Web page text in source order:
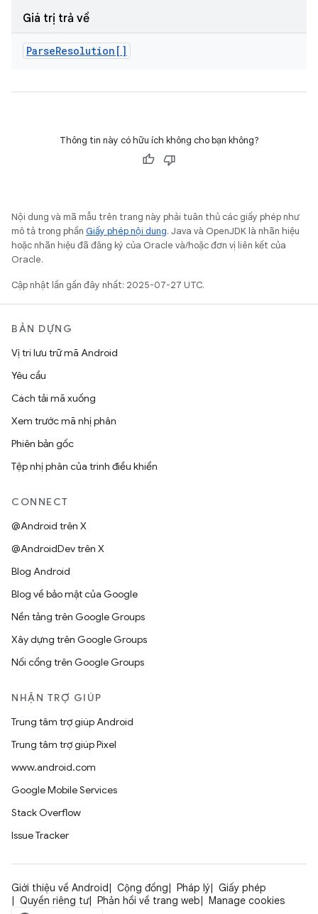
Giá trị trả về
ParseResolution[]
Thông tin này có hữu ích không cho bạn không?
Nội dung và mã mẫu trên trang này phải tuân thủ các giấy phép như
mô tả trong phần Giấy phép nội dung. Java và OpenJDK là nhãn hiệu
hoặc nhãn hiệu đã đăng ký của Oracle và/hoặc đơn vị liên kết của
Oracle.
Cập nhật lần gần đây nhất: 2025-07-27 UTC.
BẢN DỰNG
Vị trí lưu trữ mã Android
Yêu cầu
Cách tải mã xuống
Xem trước mã nhị phân
Phiên bản gốc
Tệp nhị phân của trình điều khiển
CONNECT
@Android trên X
@AndroidDev trên X
Blog Android
Blog về bảo mật của Google
Nền tảng trên Google Groups
Xây dựng trên Google Groups
Nối cổng trên Google Groups
NHẬN TRỢ GIÚP
Trung tâm trợ giúp Android
Trung tâm trợ giúp Pixel
www.android.com
Google Mobile Services
Stack Overflow
Issue Tracker
Giới thiệu về Android Cộng đồng Pháp lý
Giấy phép
Quyền riêng tư
Phản hồi về trang web Manage cookies